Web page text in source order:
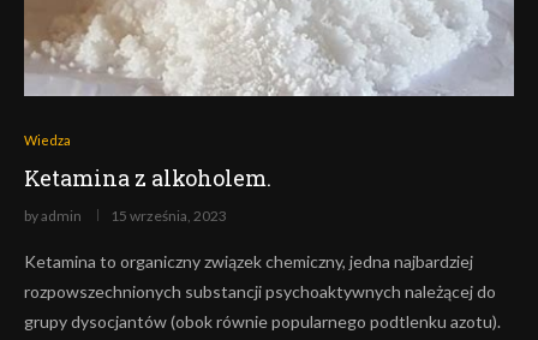
Wiedza
Ketamina z alkoholem.
byadmin 15 września, 2023
Ketamina to organiczny związek chemiczny, jedna najbardziej
rozpowszechnionych substancji psychoaktywnych należącej do
grupy dysocjantów (obok równie popularnego podtlenku azotu).